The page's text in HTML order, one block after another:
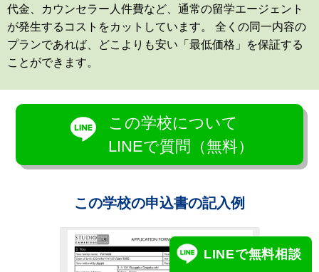
代金、カウンセラー人件費など、通常の留学エージェント
が発生するコストをカットしています。 全くの同一内容の
プランであれば、どこよりも安い「最低価格」を保証する
ことができます。
この学校について
LINEで質問（無料）
この学校の申込書の記入例
LINEで無料相談